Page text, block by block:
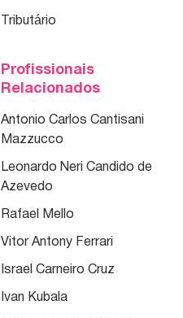
Tributário
Profissionais
Relacionados
Antonio Carlos Cantisani
Mazzucco
Leonardo Neri Candido de
Azevedo
Rafael Mello
Vitor Antony Ferrari
Israel Carneiro Cruz
Ivan Kubala